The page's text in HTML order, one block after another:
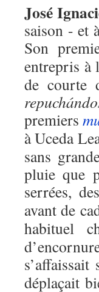
José
saison - et
Son
entrepris à
de courte
premiers
à Uceda
sans
pluie que
serrées, des
avant de
habituel
déplaçait